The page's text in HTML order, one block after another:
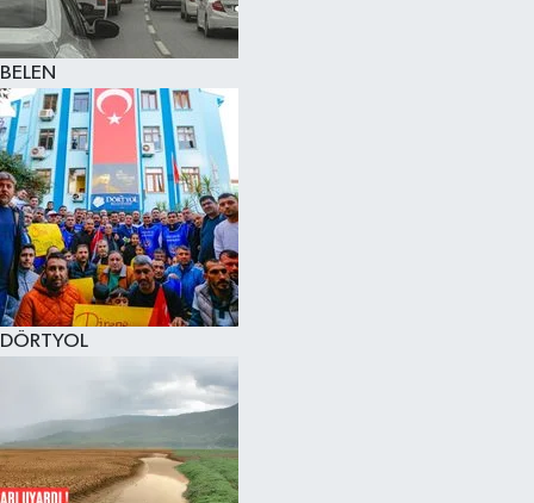
BELEN
DÖRTYOL